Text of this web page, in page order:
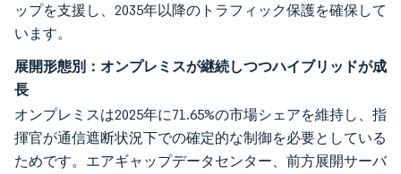
ップを支援し、2035年以降のトラフィック保護を確保して
います。
展開形態別：オンプレミスが継続しつつハイブリッドが成
長
オンプレミスは2025年に71.65%の市場シェアを維持し、指
揮官が通信遮断状況下での確定的な制御を必要としている
ためです。エアギャップデータセンター、前方展開サーバ